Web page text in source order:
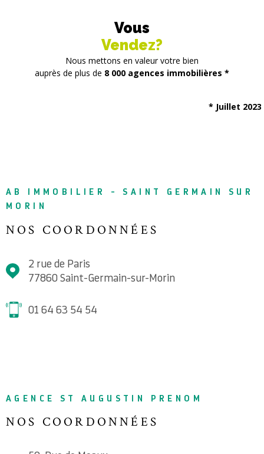
Vous
Vendez?
Nous mettons en valeur votre bien
auprès de plus de 8 000 agences immobilières *
* Juillet 2023
AB IMMOBILIER - SAINT GERMAIN SUR
MORIN
NOS COORDONNÉES
2 rue de Paris
77860
Saint-Germain-sur-Morin
01 64 63 54 54
AGENCE ST AUGUSTIN PRENOM
NOS COORDONNÉES